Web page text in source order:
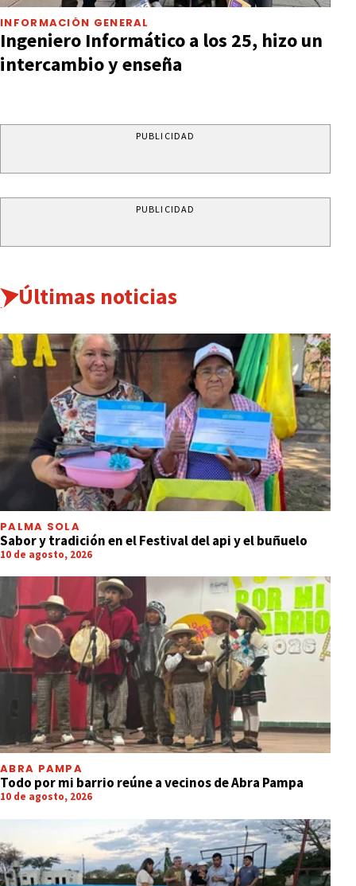
INFORMACIÓN GENERAL
Ingeniero Informático a los 25, hizo un
intercambio y enseña
PUBLICIDAD
PUBLICIDAD
Últimas noticias
PALMA SOLA
Sabor y tradición en el Festival del api y el buñuelo
10 de agosto, 2026
ABRA PAMPA
Todo por mi barrio reúne a vecinos de Abra Pampa
10 de agosto, 2026